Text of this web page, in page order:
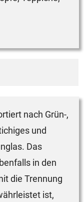
nach Grün-,
und
Das
in den
die Trennung
ist,